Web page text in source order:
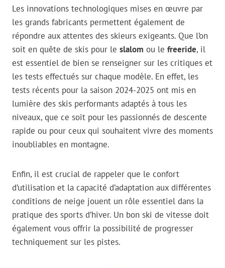
Les innovations technologiques mises en œuvre par
les grands fabricants permettent également de
répondre aux attentes des skieurs exigeants. Que l’on
soit en quête de skis pour le slalom ou le freeride, il
est essentiel de bien se renseigner sur les critiques et
les tests effectués sur chaque modèle. En effet, les
tests récents pour la saison 2024-2025 ont mis en
lumière des skis performants adaptés à tous les
niveaux, que ce soit pour les passionnés de descente
rapide ou pour ceux qui souhaitent vivre des moments
inoubliables en montagne.
Enfin, il est crucial de rappeler que le confort
d’utilisation et la capacité d’adaptation aux différentes
conditions de neige jouent un rôle essentiel dans la
pratique des sports d’hiver. Un bon ski de vitesse doit
également vous offrir la possibilité de progresser
techniquement sur les pistes.